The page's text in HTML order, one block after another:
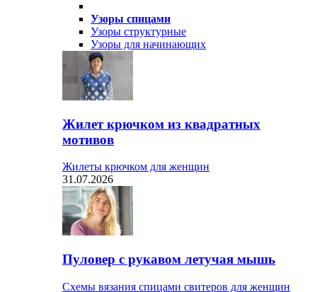
Узоры спицами
Узоры структурные
Узоры для начинающих
Жилет крючком из квадратных
мотивов
Жилеты крючком для женщин
31.07.2026
Пуловер с рукавом летучая мышь
Схемы вязания спицами свитеров для женщин